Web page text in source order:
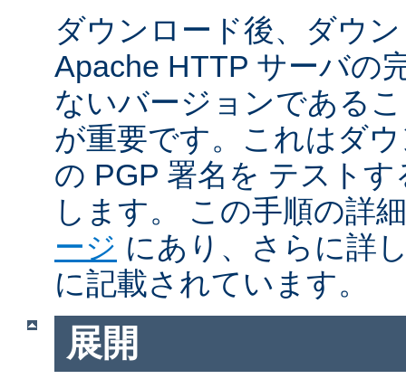
ダウンロード後、ダウ
Apache HTTP サーバの
ないバージョンである
が重要です。これはダ
の PGP 署名を テスト
します。 この手順の詳
ージ にあり、さらに詳
に記載されています。
展開